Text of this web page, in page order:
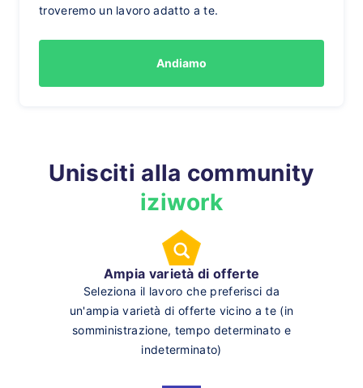
troveremo un lavoro adatto a te.
Andiamo
Unisciti alla community
iziwork
Ampia varietà di offerte
Seleziona il lavoro che preferisci da
un'ampia varietà di offerte vicino a te (in
somministrazione, tempo determinato e
indeterminato)